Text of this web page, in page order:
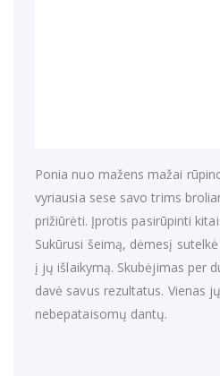
Ponia nuo mažens mažai
vyriausia sese savo trims
prižiūrėti. Įprotis pasirūpinti
Sukūrusi šeimą, dėmesį
į jų išlaikymą. Skubėjimas per
davė savus rezultatus. Vienas
nebepataisomų dantų.